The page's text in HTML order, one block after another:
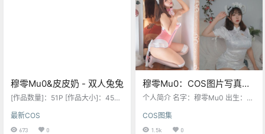
穆零Mu0&皮皮奶 - 双人兔兔
[作品数量]：51P [作品大小]：454
明]：预览图压缩了 原图无压缩 无本
站水印 [作品格式]：7z格式压缩 建
最新COS
673 0
穆零Mu0：COS图片写真合
集[46套][更新中]
个人简介 名字：穆零Mu0 出生：北
女座 职业：摄影师、Coser 微博：
@穆零Mu0 蓝鸟：@mu0nana 博
COS图集
1.5k 0